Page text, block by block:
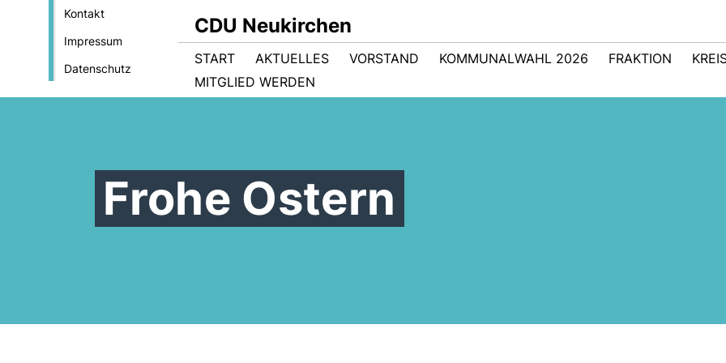
Kontakt
Impressum
Datenschutz
CDU Neukirchen
START AKTUELLES VORSTAND KOMMUNALWAHL 2026 FRAKTION
MITGLIED WERDEN
Frohe Ostern